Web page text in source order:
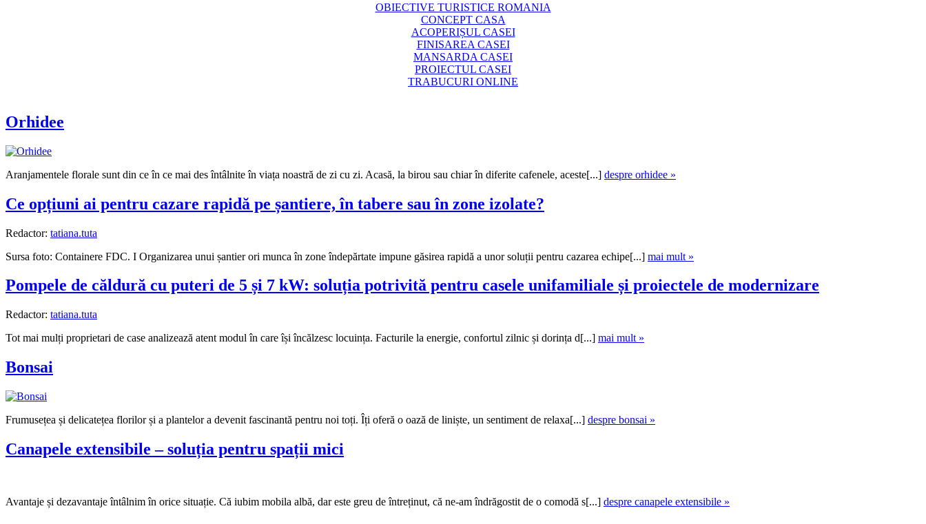
OBIECTIVE TURISTICE ROMANIA
CONCEPT CASA
ACOPERIȘUL CASEI
FINISAREA CASEI
MANSARDA CASEI
PROIECTUL CASEI
TRABUCURI ONLINE
Orhidee
Aranjamentele florale sunt din ce în ce mai des întâlnite în viața noastră de zi cu zi. Acasă, la birou sau chiar în diferite cafenele, aceste[...] despre orhidee »
Ce opțiuni ai pentru cazare rapidă pe șantiere, în tabere sau în zone izolate?
Redactor: tatiana.tuta
Sursa foto: Containere FDC. I Organizarea unui șantier ori munca în zone îndepărtate impune găsirea rapidă a unor soluții pentru cazarea echipe[...] mai mult »
Pompele de căldură cu puteri de 5 și 7 kW: soluția potrivită pentru casele unifamiliale și proiectele de modernizare
Redactor: tatiana.tuta
Tot mai mulți proprietari de case analizează atent modul în care își încălzesc locuința. Facturile la energie, confortul zilnic și dorința d[...] mai mult »
Bonsai
Frumusețea și delicatețea florilor și a plantelor a devenit fascinantă pentru noi toți. Îți oferă o oază de liniște, un sentiment de relaxa[...] despre bonsai »
Canapele extensibile – soluția pentru spații mici
Avantaje și dezavantaje întâlnim în orice situație. Că iubim mobila albă, dar este greu de întreținut, că ne-am îndrăgostit de o comodă s[...] despre canapele extensibile »